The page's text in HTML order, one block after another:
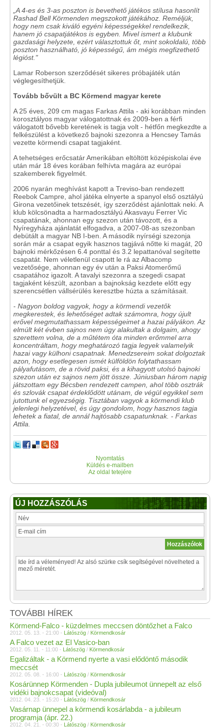
„A 4-es és 3-as poszton is bevethető játékos stílusa hasonlít
Rashad Bell Körmenden megszokott játékához. Reméljük,
hogy nem csak kiváló egyéni képességekkel rendelkezik,
hanem jó csapatjátékos is egyben. Mivel ismert a klubunk
gazdasági helyzete, ezért választottuk őt, mint sokoldalú, több
poszton használható, jó képességű, ám mégis megfizethető
légióst."
Lamar Roberson szerződését sikeres próbajáték után
véglegesíthetjük.
Tovább bővült a BC Körmend magyar kerete
A 25 éves, 209 cm magas Farkas Attila - aki korábban minden
korosztályos magyar válogatottnak és 2009-ben a férfi
válogatott bővebb keretének is tagja volt - hétfőn megkezdte a
felkészülést a következő bajnoki szezonra a Hencsey Tamás
vezette körmendi csapat tagjaként.
A tehetséges erőcsatár Amerikában eltöltött középiskolai éve
után már 18 éves korában felhívta magára az európai
szakemberek figyelmét.
2006 nyarán meghívást kapott a Treviso-ban rendezett
Reebok Campre, ahol játéka elnyerte a spanyol első osztályú
Girona vezetőinek tetszését, így szerződést ajánlottak neki. A
klub kölcsönadta a harmadosztályú Akasvayu Ferrer Vic
csapatának, ahonnan egy szezon után távozott, és a
Nyíregyháza ajánlatát elfogadva, a 2007-08-as szezonban
debütált a magyar NB I-ben. A második nyírségi szezonja
során már a csapat egyik hasznos tagjává nőtte ki magát, 20
bajnoki mérkőzésen 6.4 ponttal és 3.2 lepattanóval segítette
csapatát. Nem véletlenül csapott le rá az Albacomp
vezetősége, ahonnan egy év után a Paksi Atomerőmű
csapatához igazolt. A tavalyi szezonra a szegedi csapat
tagjaként készült, azonban a bajnokság kezdete előtt egy
szerencsétlen vállsérülés keresztbe húzta a számításait.
- Nagyon boldog vagyok, hogy a körmendi vezetők
megkerestek, és lehetőséget adtak számomra, hogy újult
erővel megmutathassam képességeimet a hazai pályákon. Az
elmúlt két évben sajnos nem úgy alakultak a dolgaim, ahogy
szerettem volna, de a műtétem óta minden erőmmel arra
koncentráltam, hogy meghatározó tagja legyek valamelyik
hazai vagy külhoni csapatnak. Menedzsereim sokat dolgoztak
azon, hogy esetlegesen ismét külföldön folytathassam
pályafutásom, de a rövid paksi, és a kihagyott utolsó bajnoki
szezon után ez sajnos nem jött össze. Júniusban három napig
játszottam egy Bécsben rendezett campen, ahol több osztrák
és szlovák csapat érdeklődött utánam, de végül egyikkel sem
jutottunk el egyezségig. Tisztában vagyok a körmendi klub
jelenlegi helyzetével, és úgy gondolom, hogy hasznos tagja
lehetek a fiatal, de annál hajtósabb csapatunknak. - Farkas
Attila.
Nyomtatás
Küldés e-mailben
Az oldal tetejére
ÚJ HOZZÁSZÓLÁS
TOVÁBBI HÍREK
Körmend-Falco - küzdelmes meccsen döntőzhet a Falco
2012. 05. 13. - 21:00 - Látószög / Körmendkosár
A Falco vezet az El Vasico-ban
2012. 05. 11. - 11:00 - Látószög / Körmendkosár
Egalizáltak - a Körmend nyerte a vasi elődöntő második
meccsét
2012. 05. 08. - 16:00 - Látószög / Körmendkosár
Kosárünnep Körmenden - Dupla jubileumot ünnepelt az első
vidéki bajnokcsapat (videóval)
2012. 04. 23. - 15:20 - Látószög / Körmendkosár
Vasárnap ünnepel a körmendi kosárlabda - a jubileum
programja (ápr. 22.)
2012. 04. 21. - 00:30 - Látószög / Körmendkosár